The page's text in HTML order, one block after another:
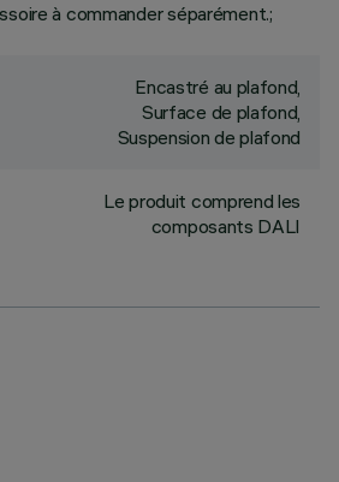
à commander séparément.;
Encastré au plafond,
Surface de plafond,
Suspension de plafond
Le produit comprend les
composants DALI